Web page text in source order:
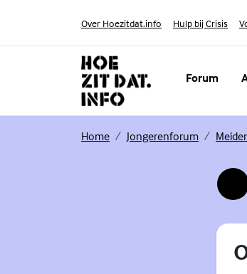
Over Hoezitdat.info Hulp bij Crisis
Forum
Home(Externe link)
Jongerenforum(Externe